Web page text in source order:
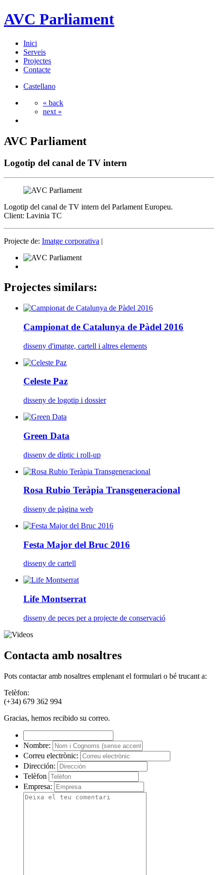
AVC Parliament
Inici
Serveis
Projectes
Contacte
Castellano
« back
next »
AVC Parliament
Logotip del canal de TV intern
Logotip del canal de TV intern del Parlament Europeu.
Client: Lavinia TC
Projecte de: Imatge corporativa |
Projectes similars:
Campionat de Catalunya de Pàdel 2016
disseny d'imatge, cartell i altres elements
Celeste Paz
disseny de logotip i dossier
Green Data
disseny de díptic i roll-up
Rosa Rubio Teràpia Transgeneracional
disseny de pàgina web
Festa Major del Bruc 2016
disseny de cartell
Life Montserrat
disseny de peces per a projecte de conservació
Contacta amb nosaltres
Pots contactar amb nosaltres emplenant el formulari o bé trucant a:
Telèfon:
(+34) 679 362 994
Gracias, hemos recibido su correo.
Nombre:
Correu electrònic:
Dirección:
Telèfon
Empresa: